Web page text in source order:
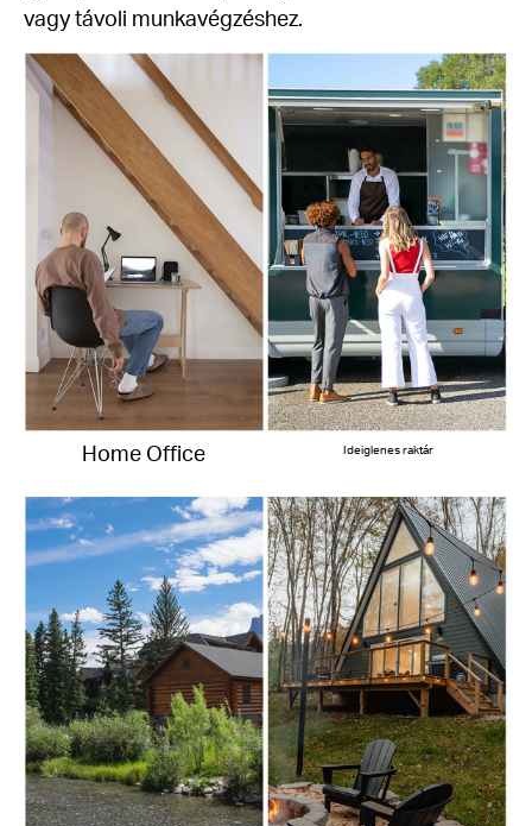
vagy távoli munkavégzéshez.
Home Office Ideiglenes raktár